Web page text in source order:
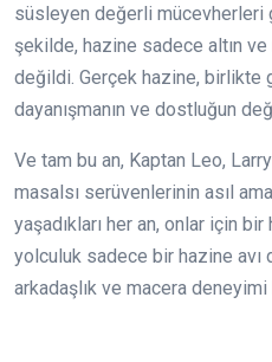
süsleyen değerli mücevherleri
şekilde, hazine sadece altın
değildi. Gerçek hazine, birlikte
dayanışmanın ve dostluğun
Ve tam bu an, Kaptan Leo,
masalsı serüvenlerinin asıl
yaşadıkları her an, onlar için
yolculuk sadece bir hazine avı
arkadaşlık ve macera